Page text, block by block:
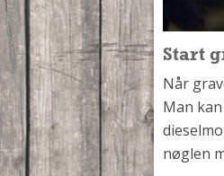
Start
Når
Man
nøglen